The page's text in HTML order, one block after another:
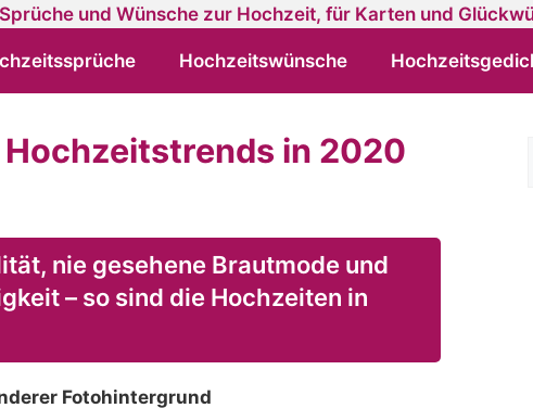
Hochzeitswünsche
in 2020
nie gesehene Brautmode und
– so sind die Hochzeiten in
Fotohintergrund